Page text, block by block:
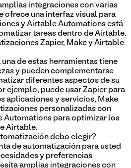
integraciones con varias
ofrece una interfaz visual para
y Airtable Automations está
tareas dentro de Airtable.
Zapier, Make y Airtable
una de estas herramientas tiene
y pueden complementarse
diferentes aspectos de su
ejemplo, puede usar Zapier para
aplicaciones y servicios, Make
personalizadas con
Automations para optimizar los
Airtable.
debo elegir?
de automatización para usted
y preferencias
amplias integraciones con